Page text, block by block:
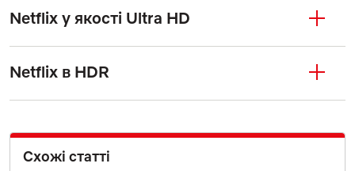
Netflix у якості Ultra HD
Netflix в HDR
Схожі статті